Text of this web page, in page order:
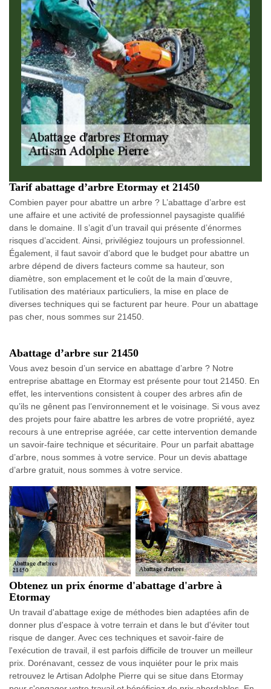
Tarif abattage d’arbre Etormay et 21450
Combien payer pour abattre un arbre ? L’abattage d’arbre est
une affaire et une activité de professionnel paysagiste qualifié
dans le domaine. Il s’agit d’un travail qui présente d’énormes
risques d’accident. Ainsi, privilégiez toujours un professionnel.
Également, il faut savoir d’abord que le budget pour abattre un
arbre dépend de divers facteurs comme sa hauteur, son
diamètre, son emplacement et le coût de la main d’œuvre,
l’utilisation des matériaux particuliers, la mise en place de
diverses techniques qui se facturent par heure. Pour un abattage
pas cher, nous sommes sur 21450.
Abattage d’arbre sur 21450
Vous avez besoin d’un service en abattage d’arbre ? Notre
entreprise abattage en Etormay est présente pour tout 21450. En
effet, les interventions consistent à couper des arbres afin de
qu’ils ne gênent pas l’environnement et le voisinage. Si vous avez
des projets pour faire abattre les arbres de votre propriété, ayez
recours à une entreprise agréée, car cette intervention demande
un savoir-faire technique et sécuritaire. Pour un parfait abattage
d’arbre, nous sommes à votre service. Pour un devis abattage
d’arbre gratuit, nous sommes à votre service.
Obtenez un prix énorme d'abattage d'arbre à
Etormay
Un travail d'abattage exige de méthodes bien adaptées afin de
donner plus d'espace à votre terrain et dans le but d'éviter tout
risque de danger. Avec ces techniques et savoir-faire de
l'exécution de travail, il est parfois difficile de trouver un meilleur
prix. Dorénavant, cessez de vous inquiéter pour le prix mais
retrouvez le Artisan Adolphe Pierre qui se situe dans Etormay